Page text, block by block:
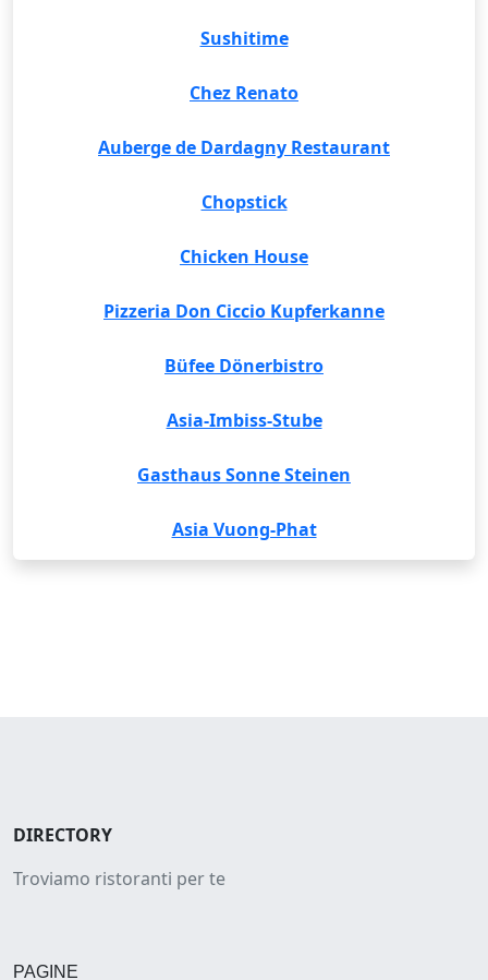
Sushitime
Chez Renato
Auberge de Dardagny Restaurant
Chopstick
Chicken House
Pizzeria Don Ciccio Kupferkanne
Büfee Dönerbistro
Asia-Imbiss-Stube
Gasthaus Sonne Steinen
Asia Vuong-Phat
DIRECTORY
Troviamo ristoranti per te
PAGINE